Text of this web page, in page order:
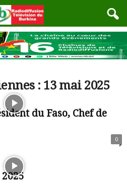
: 13 mai 2025
du Faso, Chef de
0